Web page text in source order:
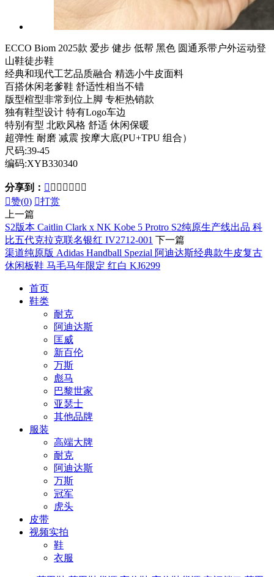
ECCO Biom 2025款 爱步 健步 低帮 黑色 圆通系带户外运动登
山鞋徒步鞋
经典和现代工艺品质融合 精选小牛皮面料
百搭休闲老爹鞋 舒适性相当不错
版型楦型非常到位上脚 专柜热销款
独有鞋型设计 特有Logo车边
特别有型 北欧风格 舒适 休闲保暖
超弹性 耐磨 减震 按摩大底(PU+TPU 组合）
尺码:39-45
编码:XYB330340
分享到：       
赞(0) 打赏
上一篇
S2版本 Caitlin Clark x NK Kobe 5 Protro S2纯原生产线出品 科
比五代克拉克联名银红 IV2712-001 下一篇
渠道纯原版 Adidas Handball Spezial 阿迪达斯经典款牛皮复古
休闲板鞋 马毛马年限定 红白 KJ6299
首页
鞋类
耐克
阿迪达斯
匡威
新百伦
万斯
彪马
巴黎世家
亚瑟士
其他品牌
服装
高端大牌
耐克
阿迪达斯
万斯
冠军
虎头
皮带
视频实拍
鞋
衣服